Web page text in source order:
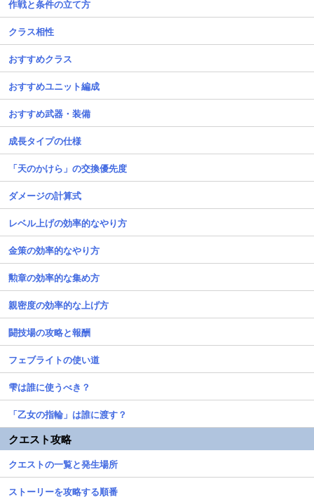
作戦と条件の立て方
クラス相性
おすすめクラス
おすすめユニット編成
おすすめ武器・装備
成長タイプの仕様
「天のかけら」の交換優先度
ダメージの計算式
レベル上げの効率的なやり方
金策の効率的なやり方
勲章の効率的な集め方
親密度の効率的な上げ方
闘技場の攻略と報酬
フェブライトの使い道
雫は誰に使うべき？
「乙女の指輪」は誰に渡す？
クエスト攻略
クエストの一覧と発生場所
ストーリーを攻略する順番